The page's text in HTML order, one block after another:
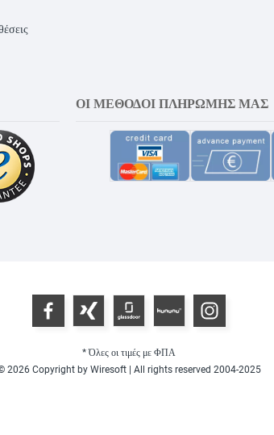
ΟΙ ΜΈΘΟΔΟΙ ΠΛΗΡΩΜΉΣ ΜΑΣ
* Όλες οι τιμές με ΦΠΑ
2026 Copyright by Wiresoft | All rights reserved 2004-2025